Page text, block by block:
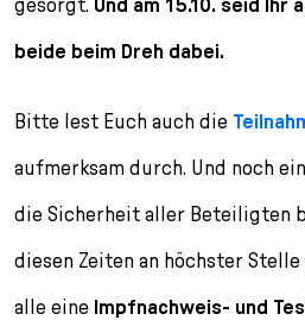
beide beim Dreh dabei.
Bitte lest Euch auch die
aufmerksam durch. Und noch
die Sicherheit aller Beteiligten
diesen Zeiten an höchster
alle eine Impfnachweis- und